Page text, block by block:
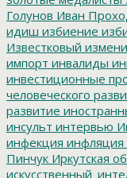
Голунов Иван
идиш избиение
Известковый
импорт инвалиды
инвестиционные
человеческого
развитие
инсульт интервью
инфекция инфляция
Пинчук Иркутская